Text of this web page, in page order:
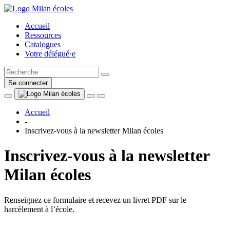
Accueil
Ressources
Catalogues
Votre délégué·e
Se connecter
Accueil
-
Inscrivez-vous à la newsletter Milan écoles
Inscrivez-vous à la newsletter
Milan écoles
Renseignez ce formulaire et recevez un livret PDF sur le
harcèlement à l’école.